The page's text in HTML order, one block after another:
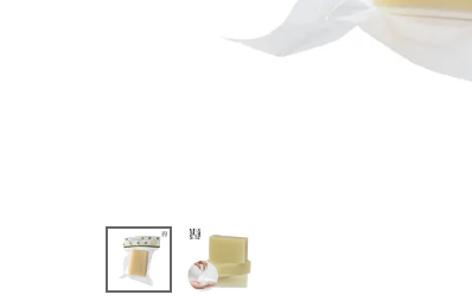
インナー・下着・ナイトウェア